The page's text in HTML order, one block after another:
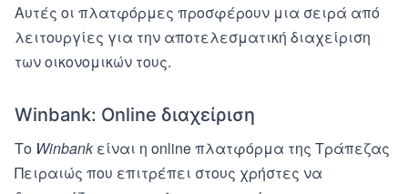
Αυτές οι πλατφόρμες προσφέρουν μια σειρά από
λειτουργίες για την αποτελεσματική διαχείριση
των οικονομικών τους.
Winbank: Online διαχείριση
Το Winbankείναι η online πλατφόρμα της Τράπεζας
Πειραιώς που επιτρέπει στους χρήστες να